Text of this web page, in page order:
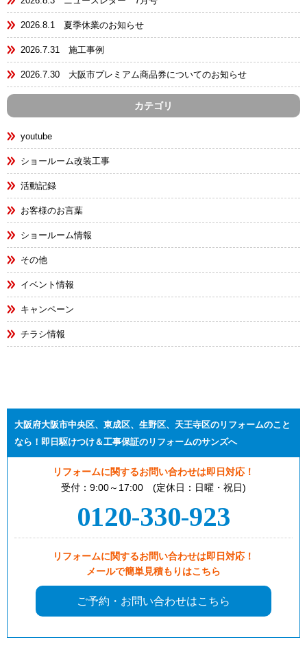
2026.8.1 夏季休業のお知らせ
2026.7.31 施工事例
2026.7.30 大阪市プレミアム商品券についてのお知らせ
カテゴリ
youtube
ショールーム改装工事
活動記録
お客様のお言葉
ショールーム情報
その他
イベント情報
キャンペーン
チラシ情報
大阪府大阪市中央区、東成区、生野区、天王寺区のリフォームのこと
なら！即日駆けつけ＆工事保証のリフォームのサンズへ
リフォームに関するお問い合わせは即日対応！
受付：9:00～17:00 (定休日：日曜・祝日)
0120-330-923
リフォームに関するお問い合わせは即日対応！
メールで簡単見積もりはこちら
ご予約・お問い合わせはこちら